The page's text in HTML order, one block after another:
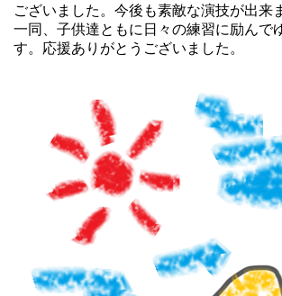
ございました。今後も素敵な演技が出来
一同、子供達ともに日々の練習に励んで
す。応援ありがとうございました。